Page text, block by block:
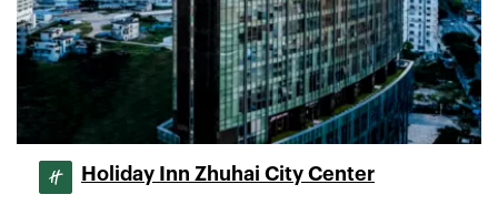
Holiday Inn Zhuhai City Center